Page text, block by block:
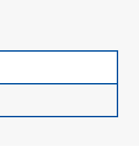
ist in einem
Sie fügt
ein und